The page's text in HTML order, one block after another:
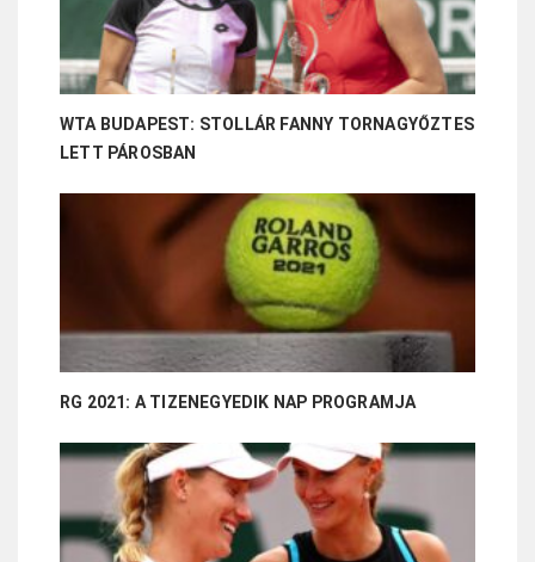
WTA BUDAPEST: STOLLÁR FANNY TORNAGYŐZTES
LETT PÁROSBAN
RG 2021: A TIZENEGYEDIK NAP PROGRAMJA